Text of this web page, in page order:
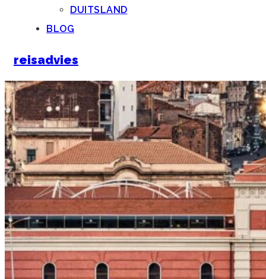
DUITSLAND
BLOG
reisadvies